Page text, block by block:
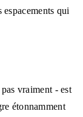
qui
vraiment - est
étonnamment